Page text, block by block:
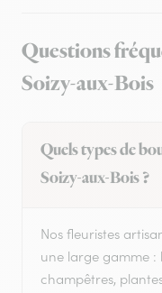
Questions
Soizy-aux-Bois
Quels types de
Soizy-aux-Bois ?
Nos fleuristes
une large gamme :
champêtres,